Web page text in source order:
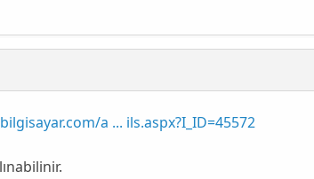
a ... ils.aspx?I_ID=45572